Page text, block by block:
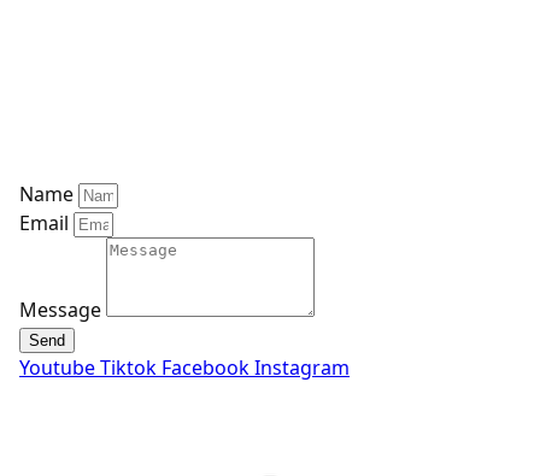
Name
Email
Message
Send
YoutubeTiktok FacebookInstagram